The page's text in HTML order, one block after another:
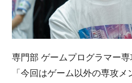
専門部 ゲームプログラマー
「今回はゲーム以外の専攻